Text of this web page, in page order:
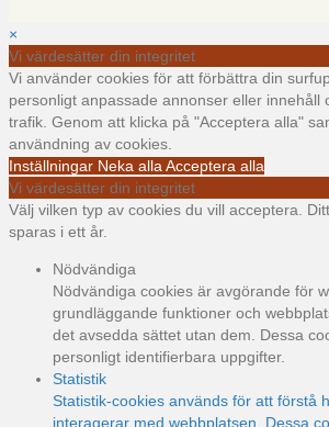
×
Vi värdesätter din integritet
Vi använder cookies för att förbättra din
personligt anpassade annonser eller innehåll
trafik. Genom att klicka på "Acceptera alla"
användning av cookies.
Inställningar Neka alla Acceptera alla
Vi värdesätter din integritet
Välj vilken typ av cookies du vill acceptera.
sparas i ett år.
Nödvändiga
Nödvändiga cookies är avgörande för
grundläggande funktioner och
det avsedda sättet utan dem. Dessa
personligt identifierbara uppgifter.
Statistik
Statistik-cookies används för att förstå
interagerar med webbplatsen. Dessa